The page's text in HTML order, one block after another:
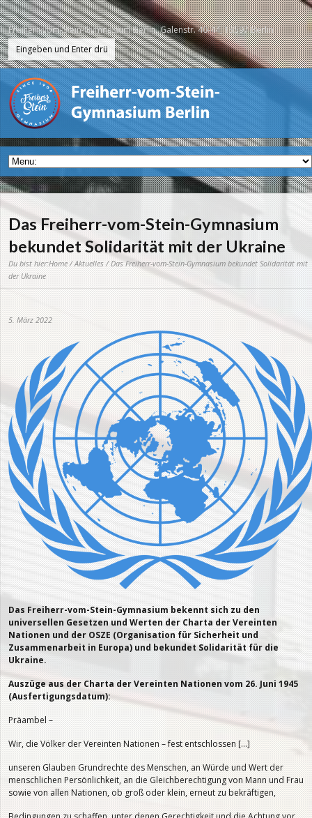
Freiherr-vom-Stein-Gymnasium Berlin, Galenstr. 40-44, 13597 Berlin
Das Freiherr-vom-Stein-Gymnasium
bekundet Solidarität mit der Ukraine
Du bist hier:Home/Aktuelles/ Das Freiherr-vom-Stein-Gymnasium bekundet Solidarität mit
der Ukraine
5. März 2022
Das Freiherr-vom-Stein-Gymnasium bekennt sich zu den
universellen Gesetzen und Werten der Charta der Vereinten
Nationen und der OSZE (Organisation für Sicherheit und
Zusammenarbeit in Europa) und bekundet Solidarität für die
Ukraine.
Auszüge aus der Charta der Vereinten Nationen vom 26. Juni 1945
(Ausfertigungsdatum):
Präambel –
Wir, die Völker der Vereinten Nationen – fest entschlossen […]
unseren Glauben Grundrechte des Menschen, an Würde und Wert der
menschlichen Persönlichkeit, an die Gleichberechtigung von Mann und Frau
sowie von allen Nationen, ob groß oder klein, erneut zu bekräftigen,